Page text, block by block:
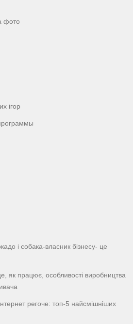
фото
ігор
і собака-власник бізнесу- це
як працює, особливості виробництва
регоче: топ-5 найсмішніших